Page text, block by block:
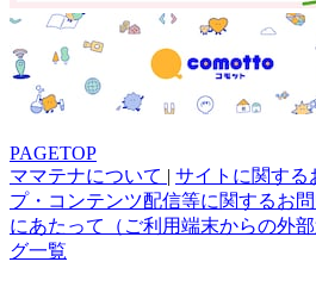
PAGETOP
ママテナについて | サイトに関する
プ・コンテンツ配信等に関するお
にあたって（ご利用端末からの外
グ一覧